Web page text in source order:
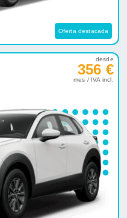
Oferta destacada
desde
356 €
mes / IVA incl.